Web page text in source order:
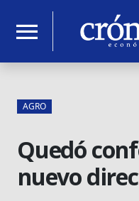
menu
AGRO
Quedó
nuevo